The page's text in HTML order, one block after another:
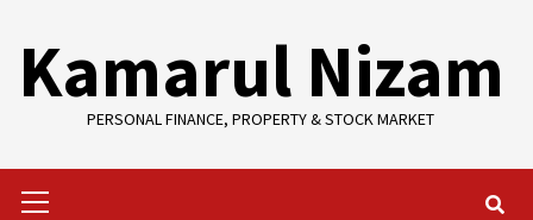
content
Kamarul Nizam
PERSONAL FINANCE, PROPERTY & STOCK MARKET
Menu